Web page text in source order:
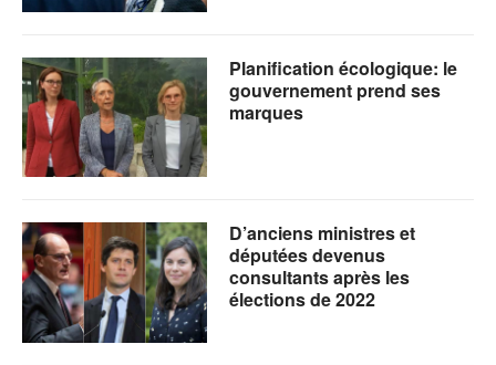
Planification écologique: le
gouvernement prend ses
marques
D’anciens ministres et
députées devenus
consultants après les
élections de 2022